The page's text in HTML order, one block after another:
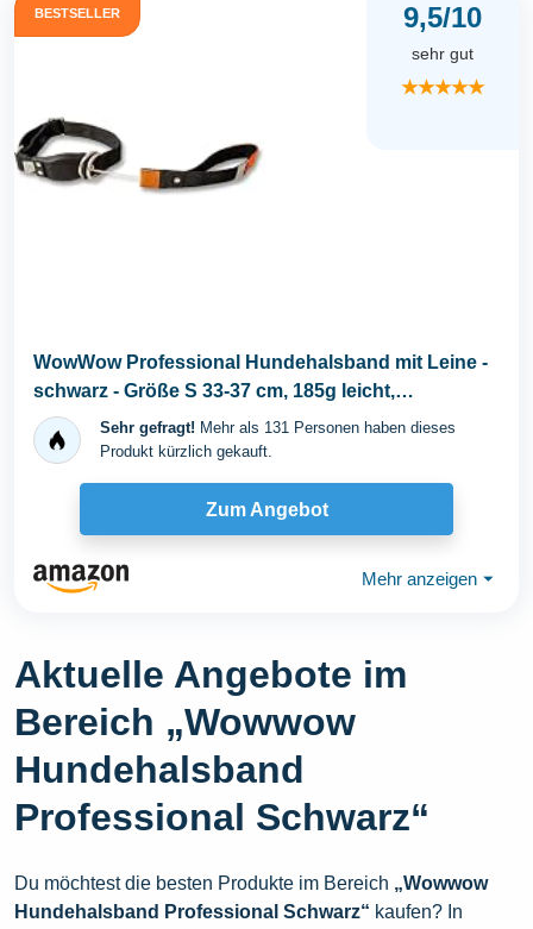
BESTSELLER 9,5/10
sehr gut
★★★★★
WowWow Professional Hundehalsband mit Leine -
schwarz - Größe S 33-37 cm, 185g leicht,
innovatives...Sehr gefragt! Mehr als 131 Personen haben dieses
Produkt kürzlich gekauft.
Zum Angebot
Mehr anzeigen ⏷
Aktuelle Angebote im
Bereich „Wowwow
Hundehalsband
Professional Schwarz“
Du möchtest die besten Produkte im Bereich „Wowwow
Hundehalsband Professional Schwarz“ kaufen? In